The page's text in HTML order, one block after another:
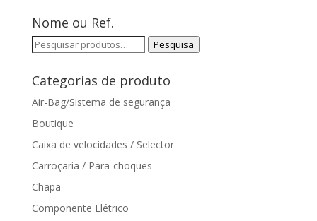
Nome ou Ref.
Pesquisar
Pesquisa
Categorias de produto
Air-Bag/Sistema de segurança
Boutique
Caixa de velocidades / Selector
Carroçaria / Para-choques
Chapa
Componente Elétrico